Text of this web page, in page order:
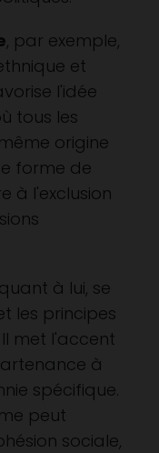
, par exemple,
et
l'idée
tous les
origine
forme de
à l'exclusion
à lui, se
les principes
met l'accent
à
spécifique.
peut
sociale,